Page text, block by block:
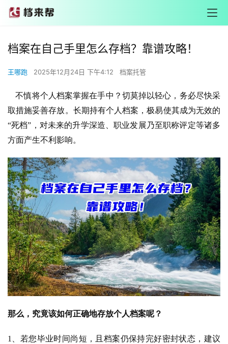
档案在自己手里怎么存档？靠谱攻略！
王哪跑 2025年12月24日 下午4:12 档案托管
不慎将个人档案掌握在手中？切莫掉以轻心，务必尽快采
取措施妥善存放。长期持有个人档案，极易使其成为无效的
“死档”，对未来的升学深造、职业发展乃至职称评定等诸多
方面产生不利影响。
那么，究竟该如何正确地存放个人档案呢？
1、若您毕业时间尚短，且档案仍保持完好密封状态，建议